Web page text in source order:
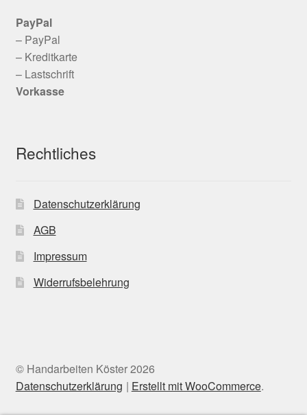
PayPal
– PayPal
– Kreditkarte
– Lastschrift
Vorkasse
Rechtliches
Datenschutzerklärung
AGB
Impressum
Widerrufsbelehrung
© Handarbeiten Köster 2026
Datenschutzerklärung
Erstellt mit WooCommerce.